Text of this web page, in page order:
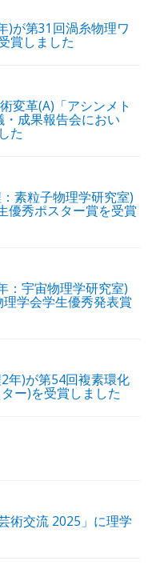
)が第31回渦糸物理ワ
賞しました
変革(A)「アシンメト
成果報告会におい
た
素粒子物理学研究室)
優秀ポスター賞を受賞
：宇宙物理学研究室)
学会学生優秀発表賞
年)が第54回複素環化
ー)を受賞しました
術交流 2025」に理学